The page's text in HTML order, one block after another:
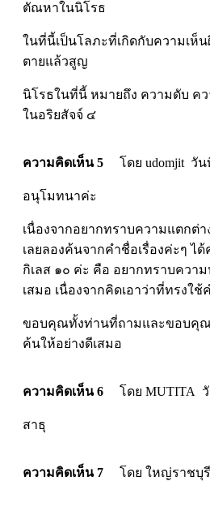
ตัณหาในนิโรธ
ในที่นี้เป็นโลภะที่เกิดกับความเห็
ตายแล้วสูญ
นิโรธในที่นี้ หมายถึง ความดับ ค
ในอริยสัจจ์ ๔
ความคิดเห็น 5 โดย udomjit วัน
อนุโมทนาค่ะ
เนื่องจากอยากทราบความแตกต่
เลยลองค้นจากคำชื่อเรื่องค่ะๆ ไ
กิเลส ๑๐ ค่ะ คือ อยากทราบควา
เสมอ เนื่องจากคิดเอาว่าที่ทรงใ
ขอบคุณทั้งท่านที่ถามและขอบคุ
ค้นให้อย่างดีเสมอ
ความคิดเห็น 6 โดย MUTITA วั
สาธุ
ความคิดเห็น 7 โดย ใหญ่ราชบุรี